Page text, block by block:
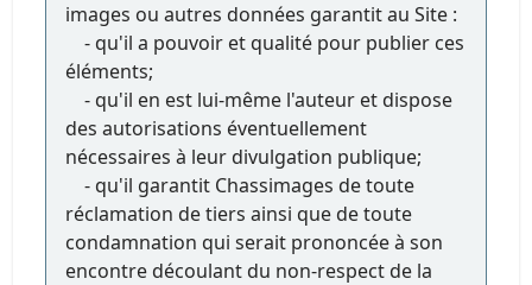
images ou autres données garantit au Site :
- qu'il a pouvoir et qualité pour publier ces
éléments;
- qu'il en est lui-même l'auteur et dispose
des autorisations éventuellement
nécessaires à leur divulgation publique;
- qu'il garantit Chassimages de toute
réclamation de tiers ainsi que de toute
condamnation qui serait prononcée à son
encontre découlant du non-respect de la